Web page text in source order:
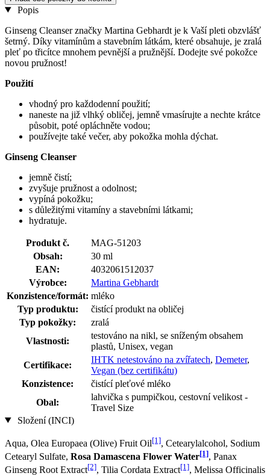
Popis
Ginseng Cleanser značky Martina Gebhardt je k Vaší pleti obzvlášť
šetrný. Díky vitamínům a stavebním látkám, které obsahuje, je zralá
pleť po třicítce mnohem pevnější a pružnější. Dodejte své pokožce
novou pružnost!
Použití
vhodný pro každodenní použití;
naneste na již vlhký obličej, jemně vmasírujte a nechte krátce
působit, poté opláchněte vodou;
používejte také večer, aby pokožka mohla dýchat.
Ginseng Cleanser
jemně čistí;
zvyšuje pružnost a odolnost;
vypíná pokožku;
s důležitými vitamíny a stavebními látkami;
hydratuje.
Produkt č.
MAG-51203
Obsah:
30 ml
EAN:
4032061512037
Výrobce:
Martina Gebhardt
Konzistence/formát: mléko
Typ produktu:
čistící produkt na obličej
Typ pokožky:
zralá
Vlastnosti:
testováno na nikl, se sníženým obsahem
plastů, Unisex, vegan
Certifikace:
IHTK netestováno na zvířatech, Demeter,
Vegan (bez certifikátu)
Konzistence:
čistící pleťové mléko
Obal:
lahvička s pumpičkou, cestovní velikost -
Travel Size
Složení (INCI)
Aqua, Olea Europaea (Olive) Fruit Oil[1], Cetearylalcohol, Sodium
Cetearyl Sulfate, Rosa Damascena Flower Water[1], Panax
Ginseng Root Extract[2], Tilia Cordata Extract[1], Melissa Officinalis